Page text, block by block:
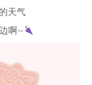
天气
啊~